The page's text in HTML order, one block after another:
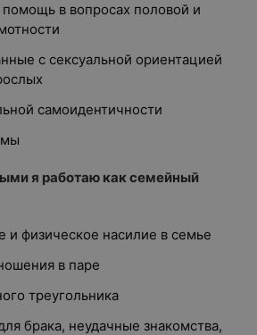
помощь в вопросах половой и
с сексуальной ориентацией
самоидентичности
я работаю как семейный
и физическое насилие в семье
в паре
треугольника
брака, неудачные знакомства,